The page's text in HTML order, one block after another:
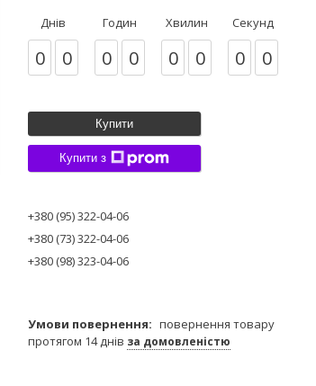
Днів
0 0
Годин
0 0
Хвилин
0 0
Секунд
0 0
Купити
Купити з
+380 (95) 322-04-06
+380 (73) 322-04-06
+380 (98) 323-04-06
повернення товару
протягом 14 днів за домовленістю